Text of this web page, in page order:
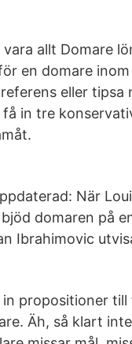
vara allt Domare
en domare
eller
in tre
När
domaren på
Ibrahimovic
propositioner
Äh, så klart